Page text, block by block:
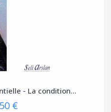
- La condition...
€